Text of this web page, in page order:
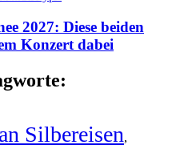
2027: Diese beiden
Konzert dabei
Silbereisen,